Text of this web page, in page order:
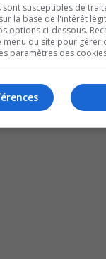
dernière avec
susceptibles de
la base de l'intérêt
options ci-dessous.
menu du site pour gérer
paramètres des